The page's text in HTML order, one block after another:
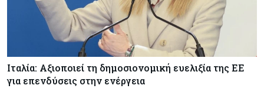
Ιταλία: Αξιοποιεί τη δημοσιονομική ευελιξία της ΕΕ
για επενδύσεις στην ενέργεια